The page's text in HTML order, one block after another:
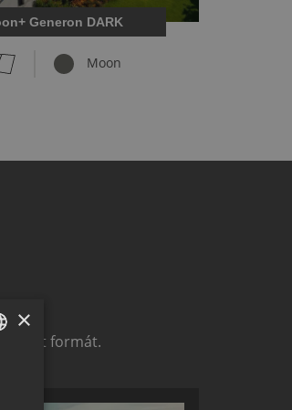
Generon DARK
Moon
ölthet formát.
×